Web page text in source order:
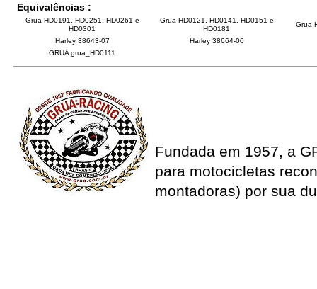
Equivalências :
Grua HD0191, HD0251, HD0261 e
HD0301
Grua HD0121, HD0141, HD0151 e
HD0181
Grua
Harley 38643-07
Harley 38664-00
GRUA grua_HD0111
Fundada em 1957, a
para motocicletas
montadoras) por sua